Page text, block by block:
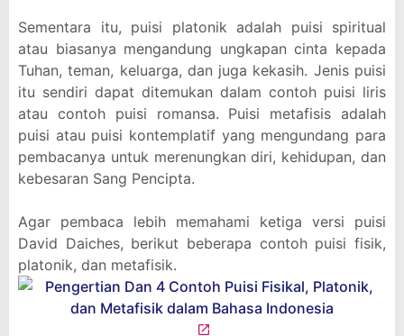
Sementara itu, puisi platonik adalah puisi spiritual
atau biasanya mengandung ungkapan cinta kepada
Tuhan, teman, keluarga, dan juga kekasih. Jenis puisi
itu sendiri dapat ditemukan dalam contoh puisi liris
atau contoh puisi romansa. Puisi metafisis adalah
puisi atau puisi kontemplatif yang mengundang para
pembacanya untuk merenungkan diri, kehidupan, dan
kebesaran Sang Pencipta.
Agar pembaca lebih memahami ketiga versi puisi
David Daiches, berikut beberapa contoh puisi fisik,
platonik, dan metafisik.